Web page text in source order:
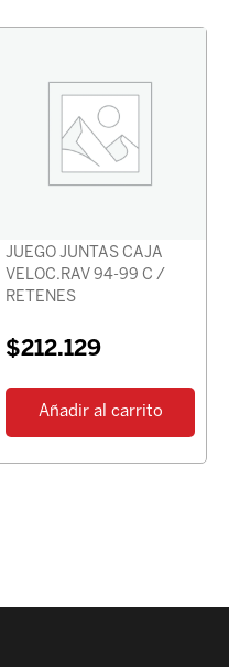
JUEGO JUNTAS CAJA
VELOC.RAV 94-99 C /
RETENES
$212.129
Añadir al carrito